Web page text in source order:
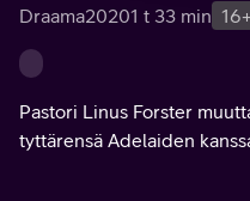
Draama20201 t 33 min 16+
Pastori Linus Forster
tyttärensä Adelaiden